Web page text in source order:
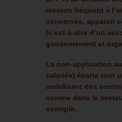
recours fréquent à
concernés, apparait
(c’est-à-dire d’un
gouvernement et
La non-application
salariés) écarte tout
mobilisant des
comme dans le
exemple.